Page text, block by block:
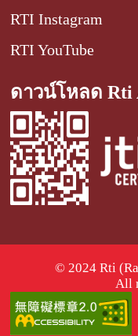
RTI Instagram
RTI YouTube
ดาวน์โหลด Rti
© 2024 Rti
All